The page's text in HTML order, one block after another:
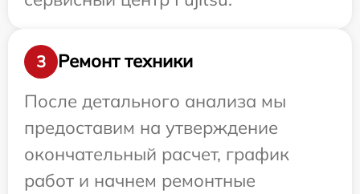
3
Ремонт техники
После детального анализа мы
предоставим на утверждение
окончательный расчет, график
работ и начнем ремонтные